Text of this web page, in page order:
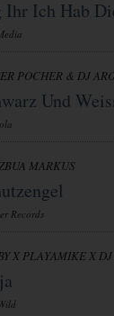
Ihr Ich Hab
POCHER & DJ
Und
MARKUS
Records
X PLAYAMIKE X